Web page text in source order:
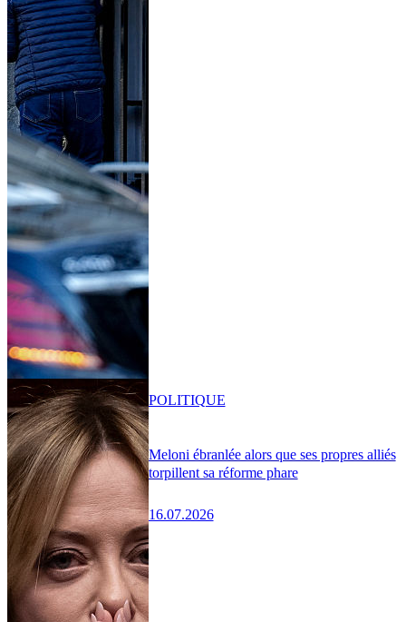
Meloni ébranlée alors que ses propres alliés
torpillent sa réforme phare
16.07.2026
POLITIQUE